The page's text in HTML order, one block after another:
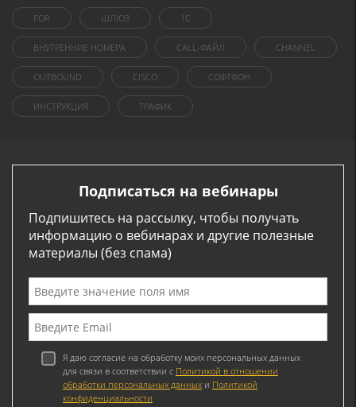
FOR ШЛЮЗ 1C
ВНУТРЕННИЕ НОМЕРА CALL-ФАЙЛ CHANNEL
OUTBOUND CISCO СОФТФОН
ИНСТРУКЦИЯ ТРАФИК
Подписаться на вебинары
Подпишитесь на рассылку, чтобы получать
информацию о вебинарах и другие полезные
материалы (без спама)
Я даю согласие на обработку моих персональных данных
для связи в соответствии с Политикой в отношении
обработки персональных данных и Политикой
конфиденциальности